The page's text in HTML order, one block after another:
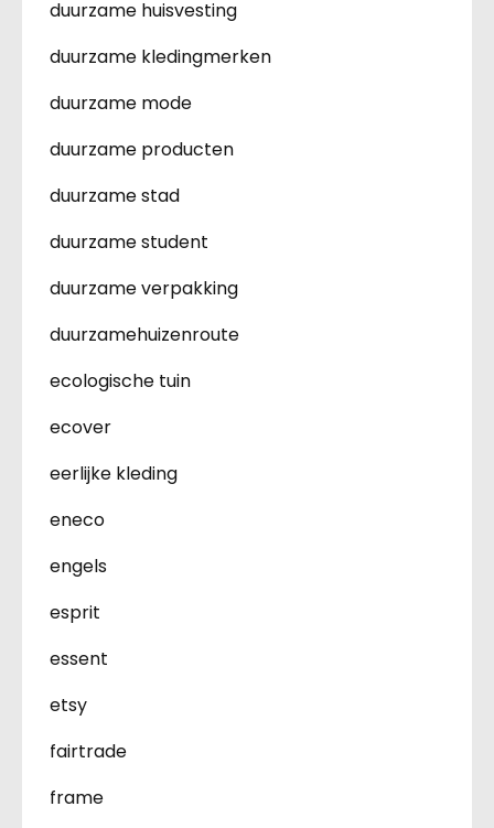
duurzame huisvesting
duurzame kledingmerken
duurzame mode
duurzame producten
duurzame stad
duurzame student
duurzame verpakking
duurzamehuizenroute
ecologische tuin
ecover
eerlijke kleding
eneco
engels
esprit
essent
etsy
fairtrade
frame